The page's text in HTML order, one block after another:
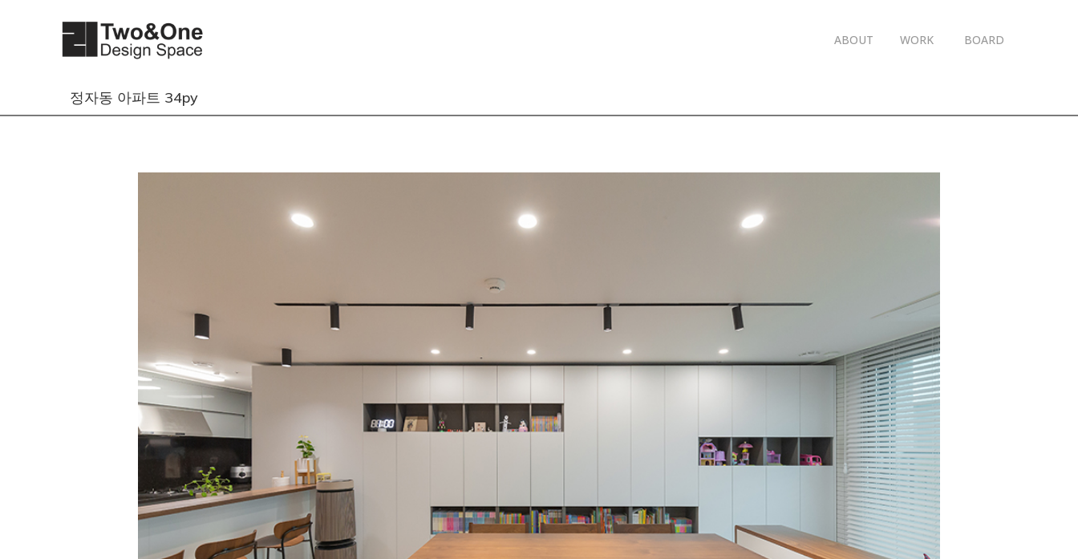
ABOUT WORK BOARD
정자동 아파트 34py